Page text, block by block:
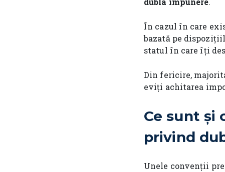
În cazul în care
bazată pe
statul în care îți
Din fericire,
eviți achitarea
Ce sunt și
privind
Unele convenții